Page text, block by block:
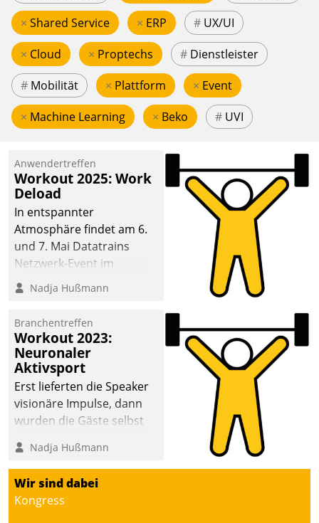
× Shared Service × ERP # UX/UI
× Cloud × Proptechs # Dienstleister
# Mobilität × Plattform × Event
× Machine Learning × Beko # UVI
Anwendertreffen
Workout 2025: Work
Deload
In entspannter
Atmosphäre findet am 6.
und 7. Mai Datatrains
Netzwerk-Event im
Kunden- und Partnerkreis
statt. Zentrale Frage: Wie
Mammutprojekte
meistern und Workloads
wuppen – bei zunehmend
anspruchsvollen
Aufgaben und
abnehmendem
Nadja Hußmann
Branchentreffen
Workout 2023:
Neuronaler
Aktivsport
Erst lieferten die Speaker
visionäre Impulse, dann
wurden die Gäste selbst
methodisch
Vernetzungsideen fürs
Quartier. Dazwischen
zeigte Datatrain, was es
Nadja Hußmann
Wir sind dabei
Kongress